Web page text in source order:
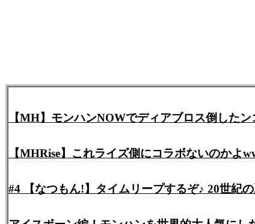
【MH】モンハンNOWでディアブロス倒したン
【MHRise】これライズ側にコラボないのかよ
#4 【なつもん!】タイムリープするぞ♪ 20世紀